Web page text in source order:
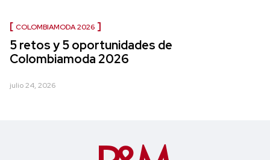
COLOMBIAMODA 2026
5 retos y 5 oportunidades de
Colombiamoda 2026
julio 24, 2026